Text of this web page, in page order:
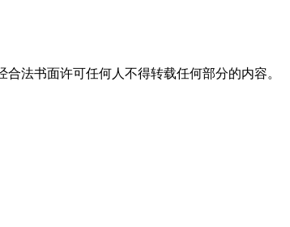
法书面许可任何人不得转载任何部分的内容。